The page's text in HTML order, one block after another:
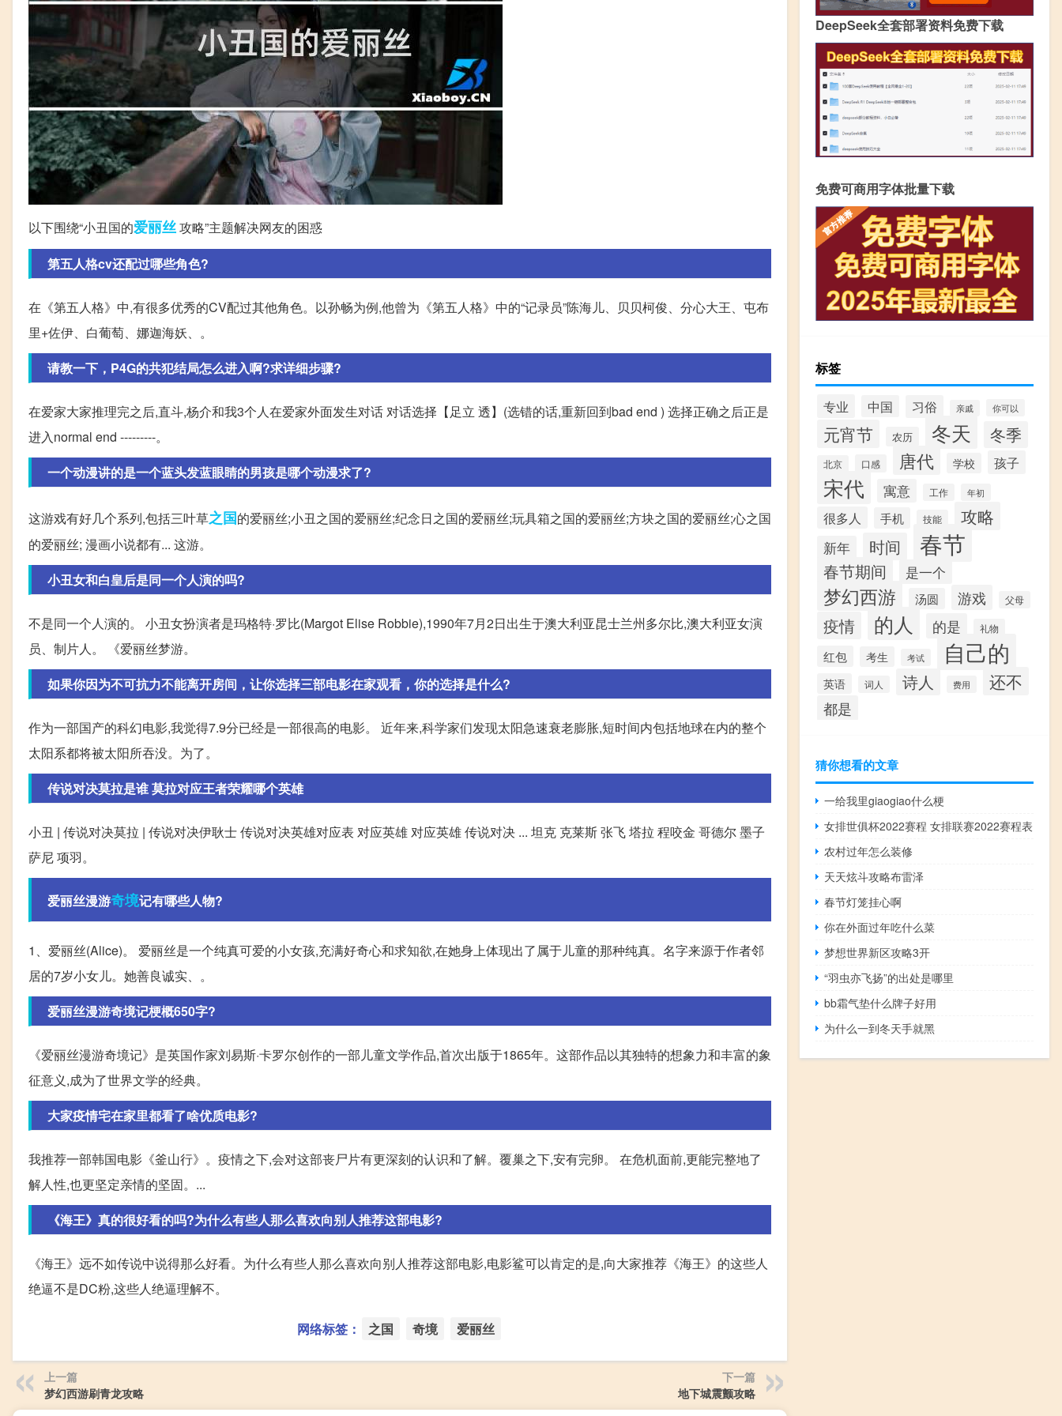
以下围绕“小丑国的爱丽丝攻略”主题解决网友的困惑
第五人格cv还配过哪些角色?
在《第五人格》中,有很多优秀的CV配过其他角色。以孙畅为例,他曾为《第五人格》中的“记录员”陈海儿、贝贝柯俊、分心大王、屯布
里+佐伊、白葡萄、娜迦海妖、。
请教一下，P4G的共犯结局怎么进入啊?求详细步骤?
在爱家大家推理完之后,直斗,杨介和我3个人在爱家外面发生对话 对话选择【足立 透】(选错的话,重新回到bad end ) 选择正确之后正是
进入normal end ---------。
一个动漫讲的是一个蓝头发蓝眼睛的男孩是哪个动漫求了?
这游戏有好几个系列,包括三叶草之国的爱丽丝;小丑之国的爱丽丝;纪念日之国的爱丽丝;玩具箱之国的爱丽丝;方块之国的爱丽丝;心之国
的爱丽丝; 漫画小说都有... 这游。
小丑女和白皇后是同一个人演的吗?
不是同一个人演的。 小丑女扮演者是玛格特·罗比(Margot Elise Robbie),1990年7月2日出生于澳大利亚昆士兰州多尔比,澳大利亚女演
员、制片人。 《爱丽丝梦游。
如果你因为不可抗力不能离开房间，让你选择三部电影在家观看，你的选择是什么?
作为一部国产的科幻电影,我觉得7.9分已经是一部很高的电影。 近年来,科学家们发现太阳急速衰老膨胀,短时间内包括地球在内的整个
太阳系都将被太阳所吞没。为了。
传说对决莫拉是谁 莫拉对应王者荣耀哪个英雄
小丑 | 传说对决莫拉 | 传说对决伊耿士 传说对决英雄对应表 对应英雄 对应英雄 传说对决 ... 坦克 克莱斯 张飞 塔拉 程咬金 哥德尔 墨子
萨尼 项羽。
爱丽丝漫游奇境记有哪些人物?
1、爱丽丝(Alice)。 爱丽丝是一个纯真可爱的小女孩,充满好奇心和求知欲,在她身上体现出了属于儿童的那种纯真。名字来源于作者邻
居的7岁小女儿。她善良诚实、。
爱丽丝漫游奇境记梗概650字?
《爱丽丝漫游奇境记》是英国作家刘易斯·卡罗尔创作的一部儿童文学作品,首次出版于1865年。这部作品以其独特的想象力和丰富的象
征意义,成为了世界文学的经典。
大家疫情宅在家里都看了啥优质电影?
我推荐一部韩国电影《釜山行》。疫情之下,会对这部丧尸片有更深刻的认识和了解。覆巢之下,安有完卵。 在危机面前,更能完整地了
解人性,也更坚定亲情的坚固。...
《海王》真的很好看的吗?为什么有些人那么喜欢向别人推荐这部电影?
《海王》远不如传说中说得那么好看。为什么有些人那么喜欢向别人推荐这部电影,电影鲨可以肯定的是,向大家推荐《海王》的这些人
绝逼不是DC粉,这些人绝逼理解不。
网络标签： 之国 奇境 爱丽丝
上一篇
梦幻西游刷青龙攻略
下一篇
地下城震颤攻略
DeepSeek全套部署资料免费下载
免费可商用字体批量下载
标签
专业 中国 习俗 亲戚 你可以
元宵节 农历 冬天 冬季
北京 口感 唐代 学校 孩子
宋代 寓意 工作 年初
很多人 手机 技能 攻略
新年 时间 春节
春节期间 是一个
梦幻西游 汤圆 游戏 父母
疫情 的人 的是 礼物
红包 考生 考试 自己的
英语 词人 诗人 费用 还不
都是
猜你想看的文章
一给我里giaogiao什么梗
女排世俱杯2022赛程 女排联赛2022赛程表
农村过年怎么装修
天天炫斗攻略布雷泽
春节灯笼挂心啊
你在外面过年吃什么菜
梦想世界新区攻略3开
“羽虫亦飞扬”的出处是哪里
bb霜气垫什么牌子好用
为什么一到冬天手就黑